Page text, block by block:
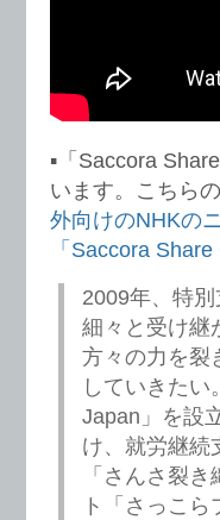
▪️「Saccora
います。こちら
外向けのNHKの
「Saccora
2009年、特
細々と受け継
方々の力を裂
していきた
Japan」を設
け、就労継続
「さんさ裂
ト「さっこ